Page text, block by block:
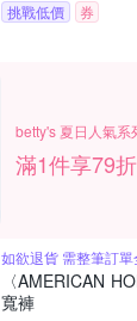
挑戰低價 券
betty's 夏日人氣系
滿1件享79折
如欲退貨 需整筆訂
〈AMERICAN
寬褲